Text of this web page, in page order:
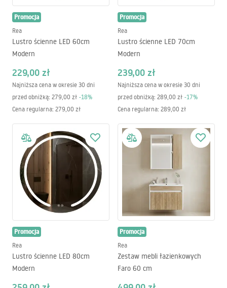
Promocja
Rea
Lustro ścienne LED 60cm
Modern
229,00 zł
Najniższa cena w okresie 30 dni
przed obniżką: 279,00 zł -18%
Cena regularna: 279,00 zł
Promocja
Rea
Lustro ścienne LED 70cm
Modern
239,00 zł
Najniższa cena w okresie 30 dni
przed obniżką: 289,00 zł -17%
Cena regularna: 289,00 zł
Promocja
Rea
Lustro ścienne LED 80cm
Modern
Promocja
Rea
Zestaw mebli łazienkowych
Faro 60 cm